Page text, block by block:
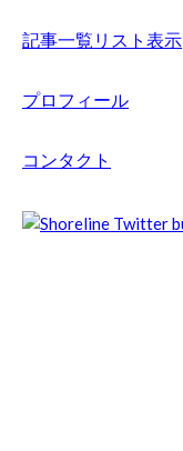
記事一覧リスト表示
プロフィール
コンタクト